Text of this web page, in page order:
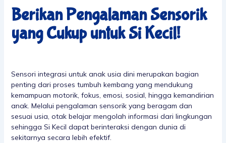
Berikan Pengalaman Sensorik
yang Cukup untuk Si Kecil!
Sensori integrasi untuk anak usia dini merupakan bagian
penting dari proses tumbuh kembang yang mendukung
kemampuan motorik, fokus, emosi, sosial, hingga kemandirian
anak. Melalui pengalaman sensorik yang beragam dan
sesuai usia, otak belajar mengolah informasi dari lingkungan
sehingga Si Kecil dapat berinteraksi dengan dunia di
sekitarnya secara lebih efektif.